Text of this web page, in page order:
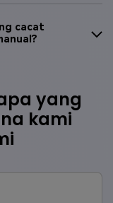
cacat
yang
kami